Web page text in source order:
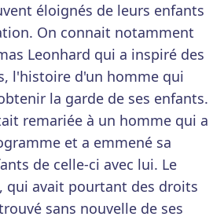
éloignés de leurs enfants
On connait notamment
Leonhard qui a inspiré des
l'histoire d'un homme qui
la garde de ses enfants.
remariée à un homme qui a
et a emmené sa
de celle-ci avec lui. Le
qui avait pourtant des droits
sans nouvelle de ses